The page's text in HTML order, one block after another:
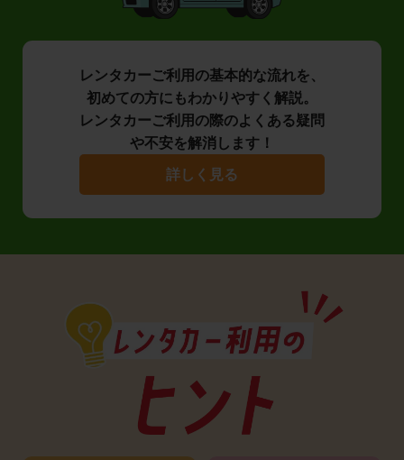
レンタカーご利用の基本的な流れを、
初めての方にもわかりやすく解説。
レンタカーご利用の際のよくある疑問
や不安を解消します！
詳しく見る